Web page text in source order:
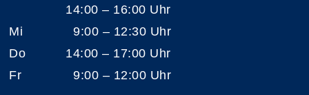
14:00 – 16:00 Uhr
Mi
9:00 – 12:30 Uhr
Do
14:00 – 17:00 Uhr
Fr
9:00 – 12:00 Uhr